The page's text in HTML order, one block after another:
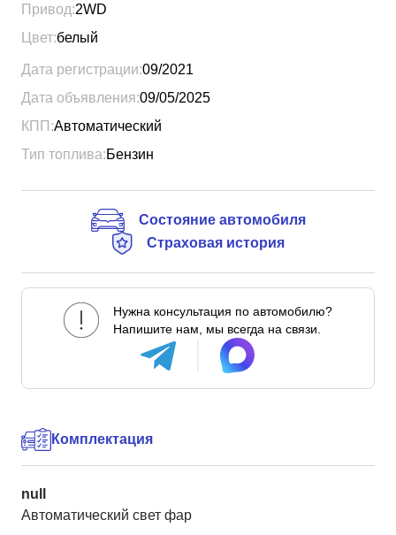
Привод:2WD
Цвет:белый
Дата регистрации:09/2021
Дата объявления:09/05/2025
КПП:Автоматический
Тип топлива:Бензин
Состояние автомобиля
Страховая история
Нужна консультация по автомобилю?
Напишите нам, мы всегда на связи.
Комплектация
null
Автоматический свет фар